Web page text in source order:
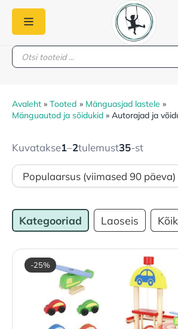
content
Products
search
Avaleht Tooted
Mänguasjad lastele
Mänguautod ja sõidukid
Autorajad ja
Kuvatakse1–2tulemust35-st
Kategooriad Laoseis
-25%